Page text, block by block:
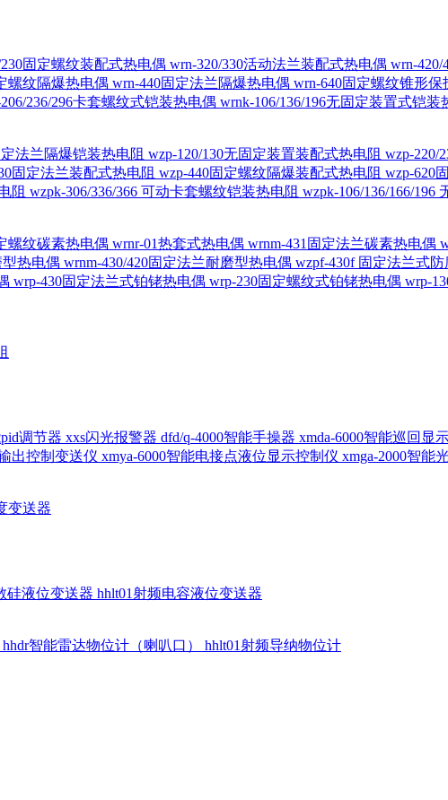
固定螺纹装配式热电偶 wrn-320/330活动法兰装配式热电偶 wrn-
螺纹隔爆热电偶 wrn-440固定法兰隔爆热电偶 wrn-640固定螺纹锥形保
236/296卡套螺纹式铠装热电偶 wrnk-106/136/196无固定装置式铠装
法兰隔爆铠装热电阻 wzp-120/130无固定装置装配式热电阻 wzp-220/
固定法兰装配式热电阻 wzp-440固定螺纹隔爆装配式热电阻 wzp-620
阻 wzpk-306/336/366 可动卡套螺纹铠装热电阻 wzpk-106/136/166/196
螺纹碳素热电偶 wrnr-01热套式热电偶 wrnm-431固定法兰碳素热电偶
型热电偶 wrnm-430/420固定法兰耐磨型热电偶 wzpf-430f 固定法兰式防
wrp-430固定法兰式铂铑热电偶 wrp-230固定螺纹式铂铑热电偶 wrp-
调节器 xxs闪光报警器 dfd/q-4000智能手操器 xmda-6000智能巡回显
出控制变送仪 xmya-6000智能电接点液位显示控制仪 xmga-2000智能
变送器
硅液位变送器 hhlt01射频电容液位变送器
hhdr智能雷达物位计（喇叭口） hhlt01射频导纳物位计